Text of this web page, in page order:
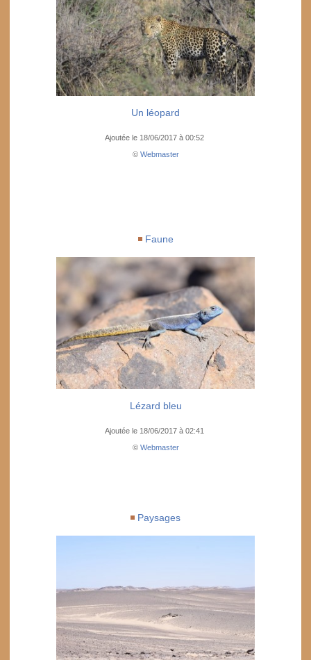
Un léopard
Ajoutée le 18/06/2017 à 00:52
© Webmaster
Faune
Lézard bleu
Ajoutée le 18/06/2017 à 02:41
© Webmaster
Paysages